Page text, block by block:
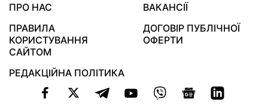
ПРО НАС
ВАКАНСІЇ
ПРАВИЛА
КОРИСТУВАННЯ
САЙТОМ
ДОГОВІР ПУБЛІЧНОЇ
ОФЕРТИ
РЕДАКЦІЙНА ПОЛІТИКА